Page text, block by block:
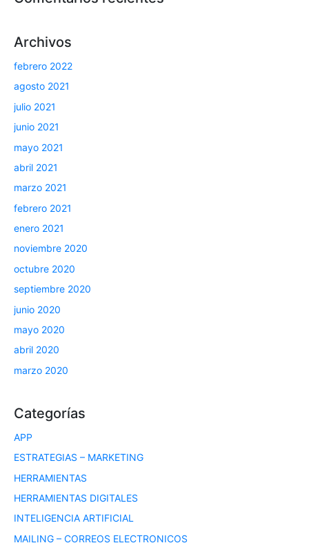
Archivos
febrero 2022
agosto 2021
julio 2021
junio 2021
mayo 2021
abril 2021
marzo 2021
febrero 2021
enero 2021
noviembre 2020
octubre 2020
septiembre 2020
junio 2020
mayo 2020
abril 2020
marzo 2020
Categorías
APP
ESTRATEGIAS – MARKETING
HERRAMIENTAS
HERRAMIENTAS DIGITALES
INTELIGENCIA ARTIFICIAL
MAILING – CORREOS ELECTRONICOS